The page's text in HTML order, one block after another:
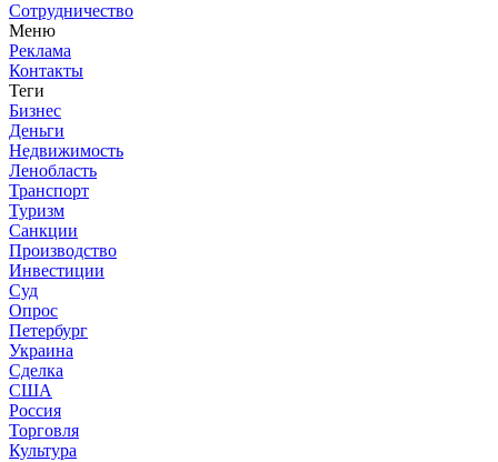
Сотрудничество
Меню
Реклама
Контакты
Теги
Бизнес
Деньги
Недвижимость
Ленобласть
Транспорт
Туризм
Санкции
Производство
Инвестиции
Суд
Опрос
Петербург
Украина
Сделка
США
Россия
Торговля
Культура